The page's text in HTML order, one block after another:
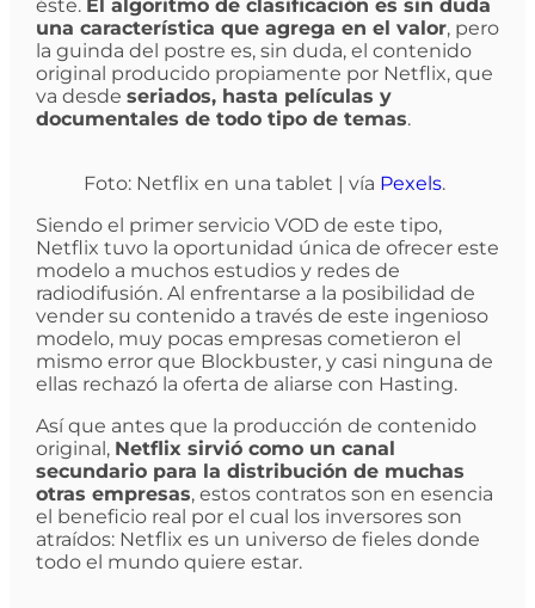
éste. El algoritmo de clasificación es sin duda
una característica que agrega en el valor, pero
la guinda del postre es, sin duda, el contenido
original producido propiamente por Netflix, que
va desde seriados, hasta películas y
documentales de todo tipo de temas.
Foto: Netflix en una tablet | vía Pexels.
Siendo el primer servicio VOD de este tipo,
Netflix tuvo la oportunidad única de ofrecer este
modelo a muchos estudios y redes de
radiodifusión. Al enfrentarse a la posibilidad de
vender su contenido a través de este ingenioso
modelo, muy pocas empresas cometieron el
mismo error que Blockbuster, y casi ninguna de
ellas rechazó la oferta de aliarse con Hasting.
Así que antes que la producción de contenido
original, Netflix sirvió como un canal
secundario para la distribución de muchas
otras empresas, estos contratos son en esencia
el beneficio real por el cual los inversores son
atraídos: Netflix es un universo de fieles donde
todo el mundo quiere estar.